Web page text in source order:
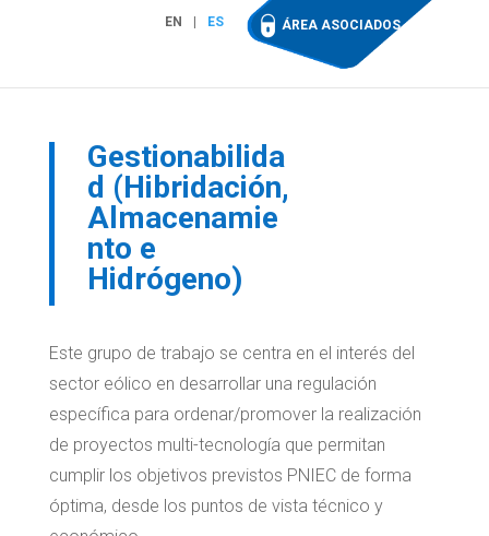
EN ES ÁREA ASOCIADOS
Gestionabilida
d (Hibridación,
Almacenamie
nto e
Hidrógeno)
Este grupo de trabajo se centra en el interés del
sector eólico en desarrollar una regulación
específica para ordenar/promover la realización
de proyectos multi-tecnología que permitan
cumplir los objetivos previstos PNIEC de forma
óptima, desde los puntos de vista técnico y